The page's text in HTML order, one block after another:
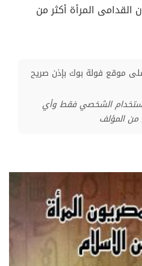
المرأة أكثر من
موقع فولة بوك بإذن صريح
الشخصي فقط وأي
من المؤلف